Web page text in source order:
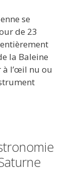
se
de 23
la Baleine
à l’œil nu ou